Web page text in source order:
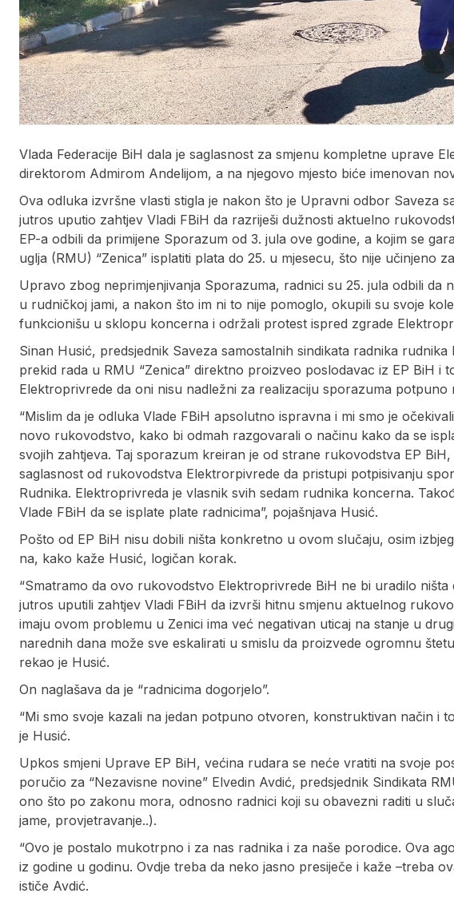
Vlada Federacije BiH dala je saglasnost za smjenu kompletne uprave
direktorom Admirom Andelijom, a na njegovo mjesto biće imenovan
Ova odluka izvršne vlasti stigla je nakon što je Upravni odbor Saveza
jutros uputio zahtjev Vladi FBiH da razriješi dužnosti aktuelno
EP-a odbili da primijene Sporazum od 3. jula ove godine, a kojim se
uglja (RMU) “Zenica” isplatiti plata do 25. u mjesecu, što nije učinjeno
Upravo zbog neprimjenjivanja Sporazuma, radnici su 25. jula odbili da
u rudničkoj jami, a nakon što im ni to nije pomoglo, okupili su svoje
funkcionišu u sklopu koncerna i održali protest ispred zgrade
Sinan Husić, predsjednik Saveza samostalnih sindikata radnika rudnika
prekid rada u RMU “Zenica” direktno proizveo poslodavac iz EP BiH i
Elektroprivrede da oni nisu nadležni za realizaciju sporazuma potpuno
“Mislim da je odluka Vlade FBiH apsolutno ispravna i mi smo je
novo rukovodstvo, kako bi odmah razgovarali o načinu kako da se
svojih zahtjeva. Taj sporazum kreiran je od strane rukovodstva EP BiH,
saglasnost od rukovodstva Elektrorpivrede da pristupi potpisivanju
Rudnika. Elektroprivreda je vlasnik svih sedam rudnika koncerna.
Vlade FBiH da se isplate plate radnicima”, pojašnjava Husić.
Pošto od EP BiH nisu dobili ništa konkretno u ovom slučaju, osim
na, kako kaže Husić, logičan korak.
“Smatramo da ovo rukovodstvo Elektroprivrede BiH ne bi uradilo
jutros uputili zahtjev Vladi FBiH da izvrši hitnu smjenu aktuelnog
imaju ovom problemu u Zenici ima već negativan uticaj na stanje u
narednih dana može sve eskalirati u smislu da proizvede ogromnu
rekao je Husić.
On naglašava da je “radnicima dogorjelo”.
“Mi smo svoje kazali na jedan potpuno otvoren, konstruktivan način i
je Husić.
Upkos smjeni Uprave EP BiH, većina rudara se neće vratiti na svoje
poručio za “Nezavisne novine” Elvedin Avdić, predsjednik Sindikata
ono što po zakonu mora, odnosno radnici koji su obavezni raditi u
jame, provjetravanje..).
“Ovo je postalo mukotrpno i za nas radnika i za naše porodice. Ova
iz godine u godinu. Ovdje treba da neko jasno presiječe i kaže –treba
ističe Avdić.